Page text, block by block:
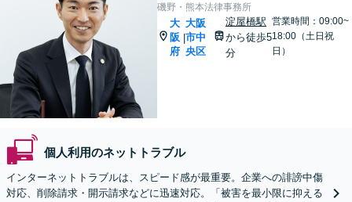
磯野・熊本法律事務所
大
阪
府
|
大阪
市中
央区
淀屋橋駅
から徒歩5
分
営業時間：09:00~
18:00（土日祝
日）
個人利用のネットトラブル
インターネットトラブルは、スピード感が最重要。企業への誹謗中傷
対応、削除請求・開示請求などに迅速対応。「被害を最小限に抑える